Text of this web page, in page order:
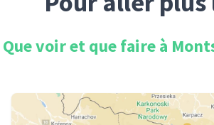
Que voir et que faire à